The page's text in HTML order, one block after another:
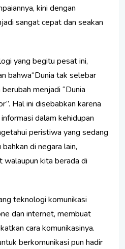
kini dengan
sangat cepat dan seakan
yang begitu pesat ini,
bahwa“Dunia tak selebar
menjadi “Dunia
Hal ini disebabkan karena
dalam kehidupan
peristiwa yang sedang
di negara lain,
walaupun kita berada di
teknologi komunikasi
dan internet, membuat
cara komunikasinya.
berkomunikasi pun hadir